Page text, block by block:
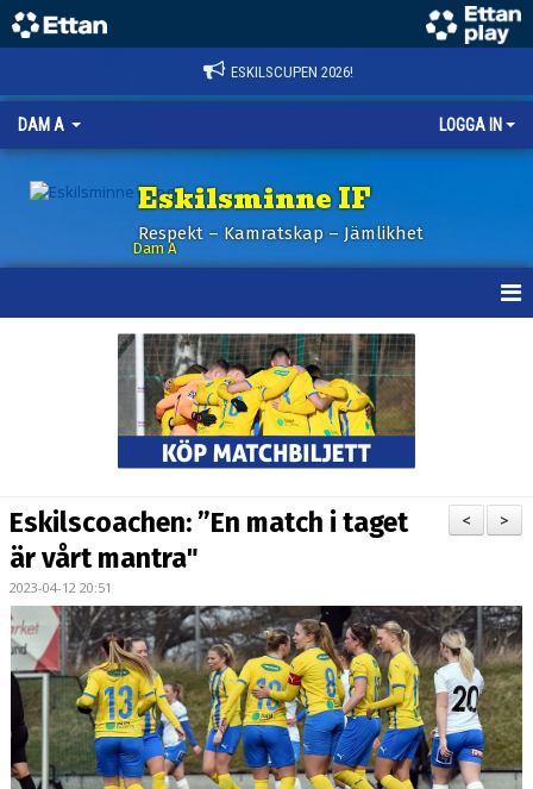
ESKILSCUPEN 2026!
DAM A LOGGA IN
Eskilsminne IF
Respekt – Kamratskap – Jämlikhet
Dam A
BILDGALLERI
DOKUMENT
KONTAKT
MATCHER
DIV. 1 SÖDRA
>
<
Eskilscoachen: ”En match i taget
är vårt mantra"
2023-04-12 20:51